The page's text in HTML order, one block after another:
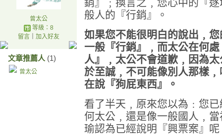
曾太公
等級：8
留言｜ 加入好友
文章推薦人 (1)
曾太公
銷』﹔換言之﹐您心中的『
般人的『行銷』。
如果您不能很明白的說出﹐
一般『行銷』﹐而太公在何
人』﹐太公不會道歉﹐因為
於至誠﹐不可能像別人那樣
在說『狗屁東西』。
看了半天﹐原來您以為﹕您
何太公﹐還是像一般國人﹐
瑜認為已經說明『興票案』呢